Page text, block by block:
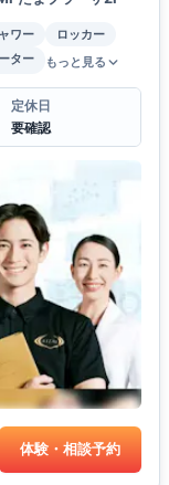
ワー
ロッカー
ター もっと見る
定休日
要確認
体験・相談予約